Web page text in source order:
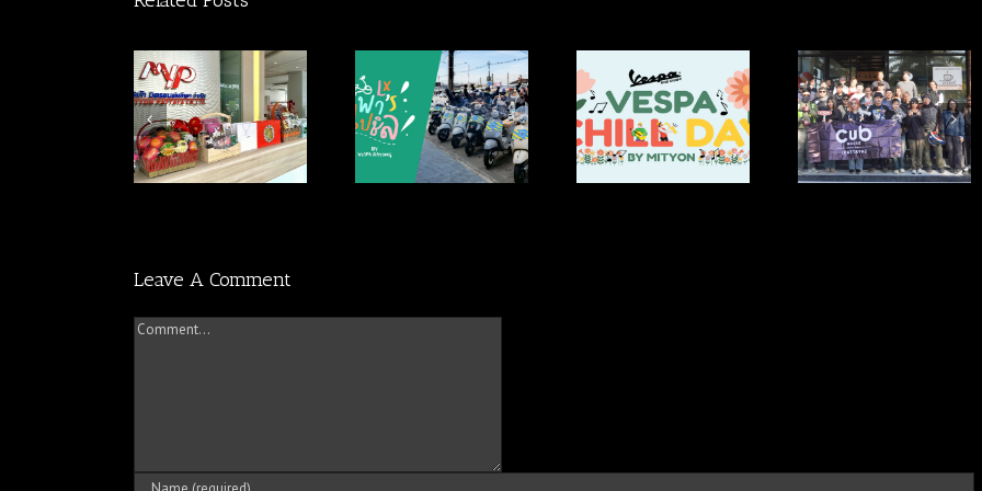
ประมวลภาพกิจกรรม
Vespa พาชิว BY
VespaRayong
ประมวลภาพกิจกรรม
Vespa Chill Day In The
Garden BY VespaRayong
กิจกรรม ” CUB House
Pattaya Present Pattaya
International Firework
Festival 2025 “
กิจกรรม “CUB
Pattaya Exclusive
From Pattaya🏖️
Prachinburi
Leave A Comment
Comment